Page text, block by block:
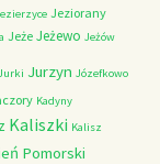
Jeziorany
Jeże Jeżewo Jeżów
Jurzyn Józefkowo
Kadyny
Kaliszki Kalisz
Pomorski